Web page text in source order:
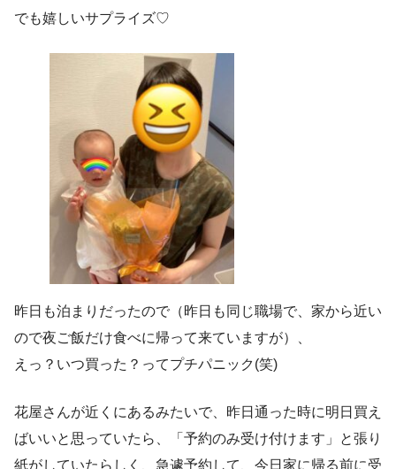
でも嬉しいサプライズ♡
昨日も泊まりだったので（昨日も同じ職場で、家から近い
ので夜ご飯だけ食べに帰って来ていますが）、
えっ？いつ買った？ってプチパニック(笑)
花屋さんが近くにあるみたいで、昨日通った時に明日買え
ばいいと思っていたら、「予約のみ受け付けます」と張り
紙がしていたらしく、急遽予約して、今日家に帰る前に受